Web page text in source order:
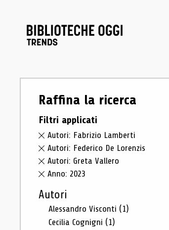
Raffina la ricerca
Filtri applicati
Autori: Fabrizio Lamberti
Autori: Federico De Lorenzis
Autori: Greta Vallero
Anno: 2023
Autori
Alessandro Visconti (1)
Cecilia Cognigni (1)